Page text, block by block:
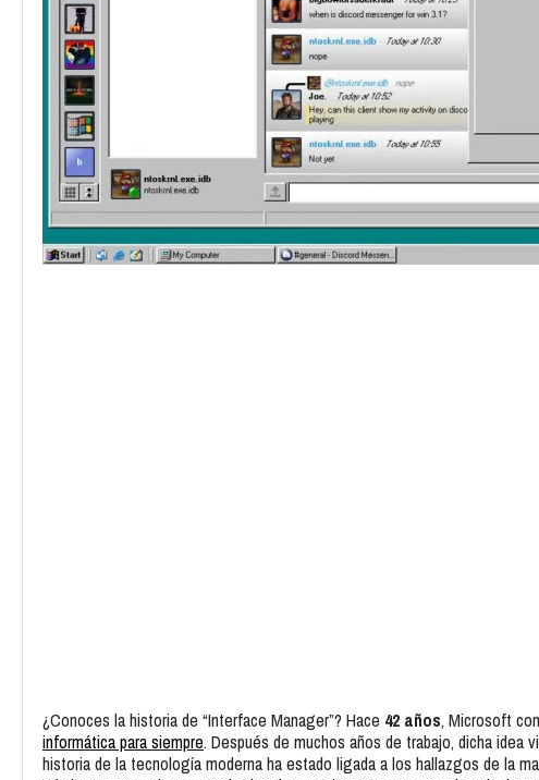
¿Conoces la historia de “Interface Manager”? Hace 42 años, Microsoft
informática para siempre. Después de muchos años de trabajo, dicha idea
historia de la tecnología moderna ha estado ligada a los hallazgos de la